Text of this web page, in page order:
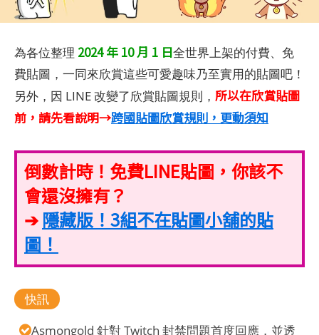
為各位整理 2024 年 10 月 1 日全世界上架的付費、免
費貼圖，一同來欣賞這些可愛趣味乃至實用的貼圖吧！
另外，因 LINE 改變了欣賞貼圖規則， 所以在欣賞貼圖
前，請先看說明→跨國貼圖欣賞規則，更動須知
倒數計時！免費LINE貼圖，你該不
會還沒擁有？
➔ 隱藏版！3組不在貼圖小舖的貼
圖！
快訊
Asmongold 針對 Twitch 封禁問題首度回應，並透